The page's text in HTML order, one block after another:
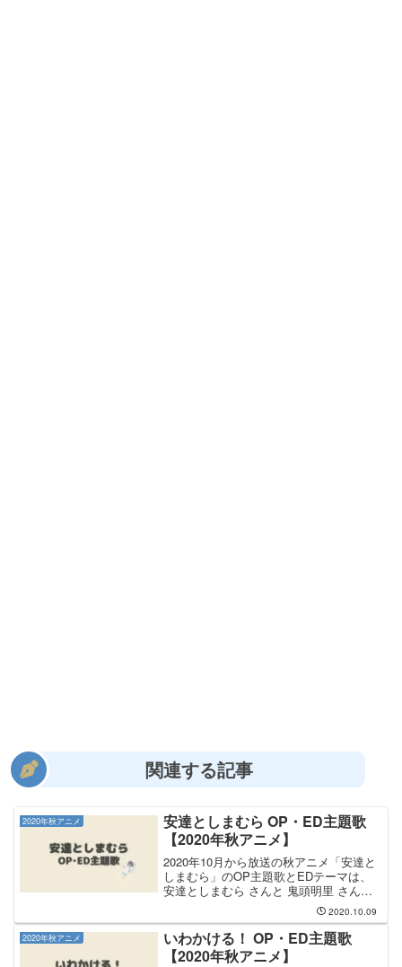
関連する記事
2020年秋アニメ
安達としまむら OP・ED主題歌
【2020年秋アニメ】
2020年10月から放送の秋アニメ「安達と
しまむら」のOP主題歌とEDテーマは、
安達としまむら さんと 鬼頭明里 さんが
担当します。OP主題歌は 安達としまむ
ら さんが担当し、OP主題歌のタイトル
は「君に会えた日」です。オープニング
曲のCD...
2020.10.09
2020年秋アニメ
いわかける！ OP・ED主題歌
【2020年秋アニメ】